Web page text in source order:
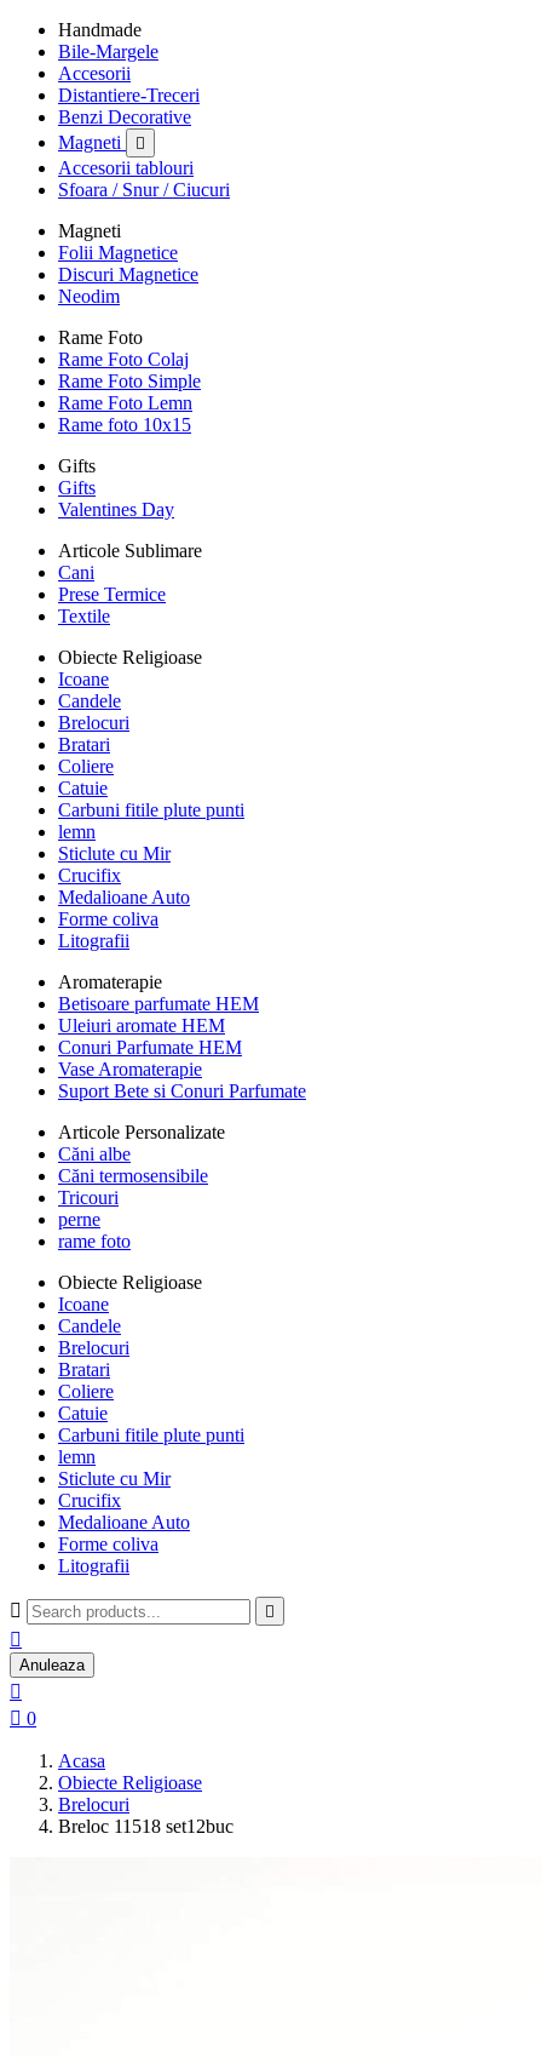
Handmade
Bile-Margele
Accesorii
Distantiere-Treceri
Benzi Decorative
Magneti

Accesorii tablouri
Sfoara / Snur / Ciucuri
Magneti
Folii Magnetice
Discuri Magnetice
Neodim
Rame Foto
Rame Foto Colaj
Rame Foto Simple
Rame Foto Lemn
Rame foto 10x15
Gifts
Gifts
Valentines Day
Articole Sublimare
Cani
Prese Termice
Textile
Obiecte Religioase
Icoane
Candele
Brelocuri
Bratari
Coliere
Catuie
Carbuni fitile plute punti
lemn
Sticlute cu Mir
Crucifix
Medalioane Auto
Forme coliva
Litografii
Aromaterapie
Betisoare parfumate HEM
Uleiuri aromate HEM
Conuri Parfumate HEM
Vase Aromaterapie
Suport Bete si Conuri Parfumate
Articole Personalizate
Căni albe
Căni termosensibile
Tricouri
perne
rame foto
Obiecte Religioase
Icoane
Candele
Brelocuri
Bratari
Coliere
Catuie
Carbuni fitile plute punti
lemn
Sticlute cu Mir
Crucifix
Medalioane Auto
Forme coliva
Litografii
 

Anuleaza

 0
Acasa
Obiecte Religioase
Brelocuri
Breloc 11518 set12buc